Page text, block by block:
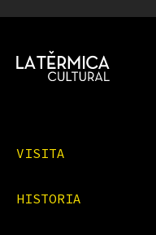
VISITA
HISTORIA